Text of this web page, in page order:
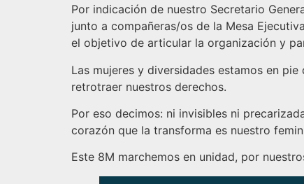
Por indicación de nuestro Secretario
junto a compañeras/os de la Mesa
el objetivo de articular la organización y
Las mujeres y diversidades estamos en
retrotraer nuestros derechos.
Por eso decimos: ni invisibles ni
corazón que la transforma es nuestro
Este 8M marchemos en unidad, por